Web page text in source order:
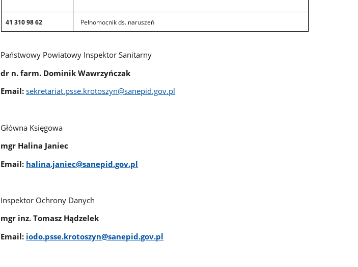
41 310 98 62 Pełnomocnik ds. naruszeń
Państwowy Powiatowy Inspektor Sanitarny
dr n. farm. Dominik Wawrzyńczak
Email:sekretariat.psse.krotoszyn@sanepid.gov.pl
Główna Księgowa
mgr Halina Janiec
Email: halina.janiec@sanepid.gov.pl
Inspektor Ochrony Danych
mgr inz. Tomasz Hądzelek
Email: iodo.psse.krotoszyn@sanepid.gov.pl